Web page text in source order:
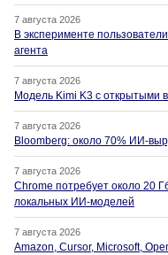
7 августа 2026
В эксперименте
агента
7 августа 2026
Модель Kimi K3 с открытыми
7 августа 2026
Bloomberg: около 70% ИИ-
7 августа 2026
Chrome потребует около 20
локальных ИИ-моделей
7 августа 2026
Amazon, Cursor, Microsoft,